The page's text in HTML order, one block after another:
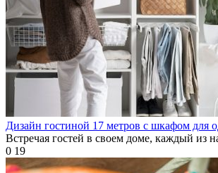
Дизайн гостиной 17 метров с шкафом для
Встречая гостей в своем доме, каждый из
0 19